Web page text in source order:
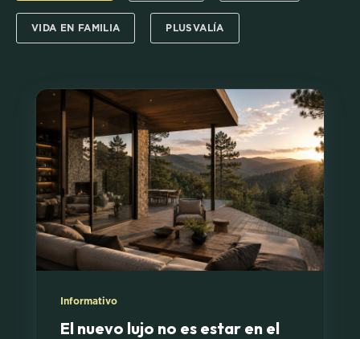
VIDA EN FAMILIA PLUSVALÍA
Informativo
El nuevo lujo no es estar en el